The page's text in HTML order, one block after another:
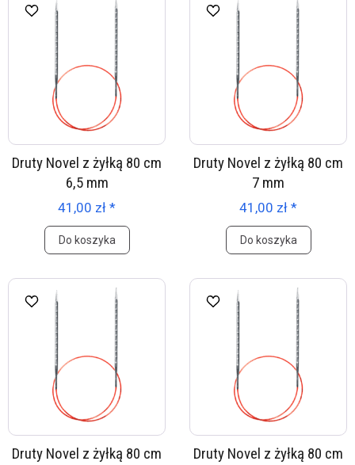
Druty Novel z żyłką 80 cm
6,5 mm
41,00 zł *
Do koszyka
Druty Novel z żyłką 80 cm
7 mm
41,00 zł *
Do koszyka
Druty Novel z żyłką 80 cm
Druty Novel z żyłką 80 cm